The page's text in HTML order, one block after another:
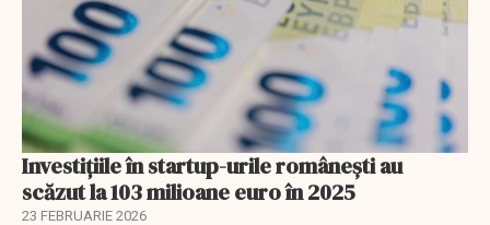
Investiţiile în startup-urile româneşti au
scăzut la 103 milioane euro în 2025
23 FEBRUARIE 2026